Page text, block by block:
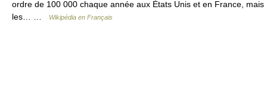
ordre de 100 000 chaque année aux États Unis et en France, mais
les… …
Wikipédia en Français